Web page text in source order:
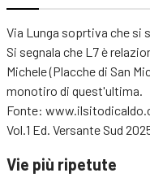
Via Lunga soprtiva che si
Si segnala che L7 è
Michele (Placche di San
monotiro di quest'ultima.
Fonte:
Vol.1 Ed. Versante Sud
Vie più ripetute